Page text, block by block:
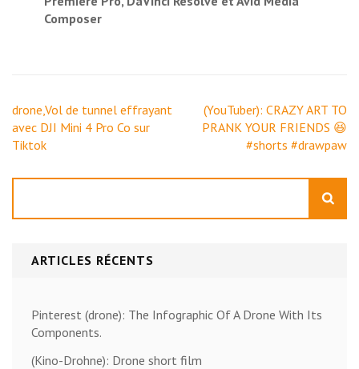
Composer
Navigation
de
l’article
drone,Vol de tunnel effrayant
avec DJI Mini 4 Pro Co sur
Tiktok
(YouTuber): CRAZY ART TO
PRANK YOUR FRIENDS 😆
#shorts #drawpaw
ARTICLES RÉCENTS
Pinterest (drone): The Infographic Of A Drone With Its
Components.
(Kino-Drohne): Drone short film